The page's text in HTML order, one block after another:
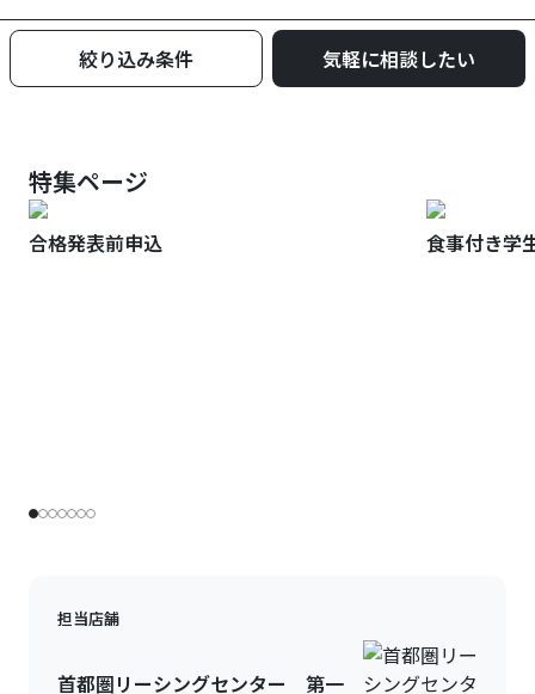
絞り込み条件 気軽に相談したい
特集ページ
合格発表前申込 食事付き学
担当店舗
首都圏リーシングセンター 第一